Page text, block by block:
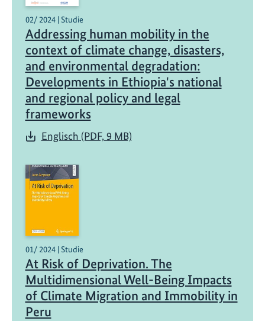
02/ 2024 | Studie
Addressing human mobility in the
context of climate change, disasters,
and environmental degradation:
Developments in Ethiopia's national
and regional policy and legal
frameworks
Englisch (PDF, 9 MB)
01/ 2024 | Studie
At Risk of Deprivation. The
Multidimensional Well-Being Impacts
of Climate Migration and Immobility in
Peru